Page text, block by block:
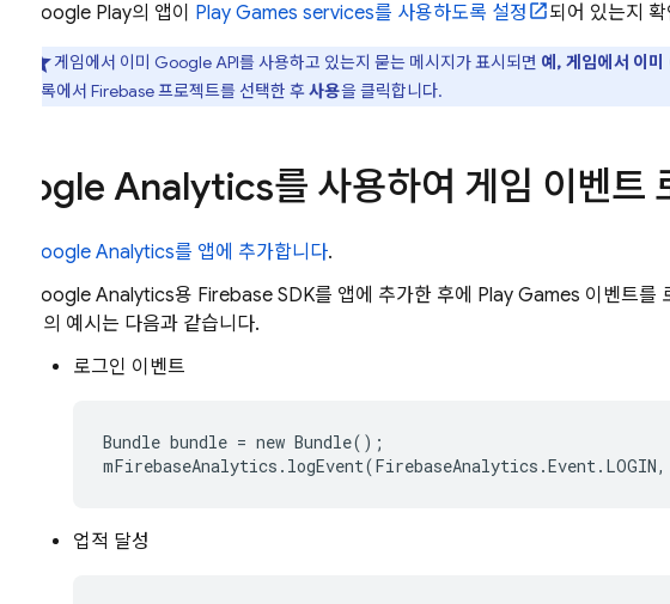
Google Play의 앱이 Play Games services를 사용하도록 설정 되어 있는지
게임에서 이미 Google API를 사용하고 있는지 묻는 메시지가 표시되면 예, 게임에서 이
목록에서 Firebase 프로젝트를 선택한 후사용을 클릭합니다.
Google Analytics를 사용하여 게임 이벤트
Google Analytics를 앱에 추가합니다.
Google Analytics용 Firebase SDK를 앱에 추가한 후에 Play Games 이벤트를
트의 예시는 다음과 같습니다.
로그인 이벤트
Bundle bundle = new Bundle();
업적 달성